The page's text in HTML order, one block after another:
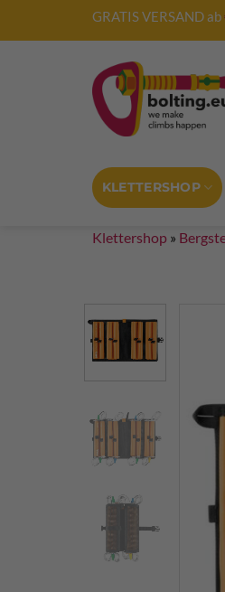
GRATIS VERSAND ab
KLETTERSHOP
Klettershop »